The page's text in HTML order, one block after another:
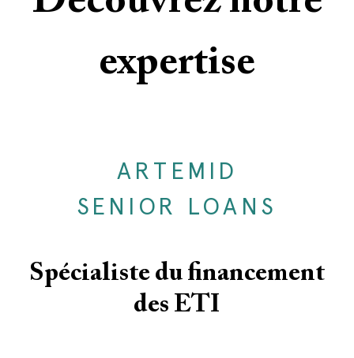
expertise
ARTEMID
SENIOR LOANS
Spécialiste du financement
des ETI